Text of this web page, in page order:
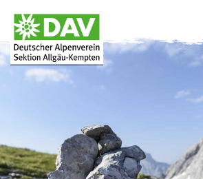
Über uns
Gruppen
Hütten